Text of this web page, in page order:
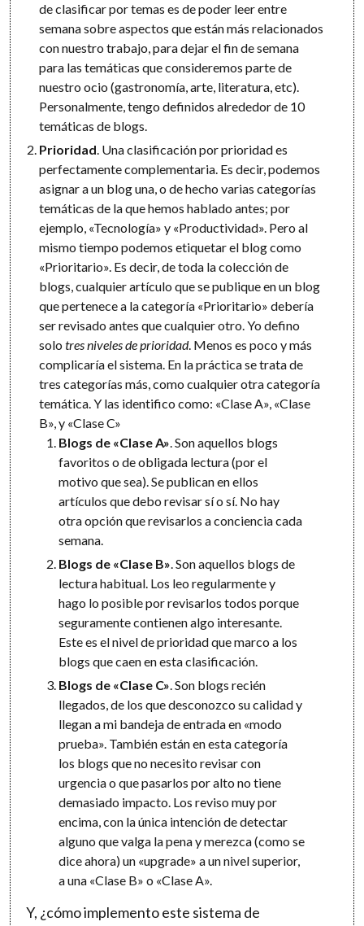
de clasificar por temas es de poder leer entre
semana sobre aspectos que están más relacionados
con nuestro trabajo, para dejar el fin de semana
para las temáticas que consideremos parte de
nuestro ocio (gastronomía, arte, literatura, etc).
Personalmente, tengo definidos alrededor de 10
temáticas de blogs.
Prioridad. Una clasificación por prioridad es
perfectamente complementaria. Es decir, podemos
asignar a un blog una, o de hecho varias categorías
temáticas de la que hemos hablado antes; por
ejemplo, «Tecnología» y «Productividad». Pero al
mismo tiempo podemos etiquetar el blog como
«Prioritario». Es decir, de toda la colección de
blogs, cualquier artículo que se publique en un blog
que pertenece a la categoría «Prioritario» debería
ser revisado antes que cualquier otro. Yo defino
solotres niveles de prioridad. Menos es poco y más
complicaría el sistema. En la práctica se trata de
tres categorías más, como cualquier otra categoría
temática. Y las identifico como: «Clase A», «Clase
B», y «Clase C»
Blogs de «Clase A». Son aquellos blogs
favoritos o de obligada lectura (por el
motivo que sea). Se publican en ellos
artículos que debo revisar sí o sí. No hay
otra opción que revisarlos a conciencia cada
semana.
Blogs de «Clase B». Son aquellos blogs de
lectura habitual. Los leo regularmente y
hago lo posible por revisarlos todos porque
seguramente contienen algo interesante.
Este es el nivel de prioridad que marco a los
blogs que caen en esta clasificación.
Blogs de «Clase C». Son blogs recién
llegados, de los que desconozco su calidad y
llegan a mi bandeja de entrada en «modo
prueba». También están en esta categoría
los blogs que no necesito revisar con
urgencia o que pasarlos por alto no tiene
demasiado impacto. Los reviso muy por
encima, con la única intención de detectar
alguno que valga la pena y merezca (como se
dice ahora) un «upgrade» a un nivel superior,
a una «Clase B» o «Clase A».
Y, ¿cómo implemento este sistema de